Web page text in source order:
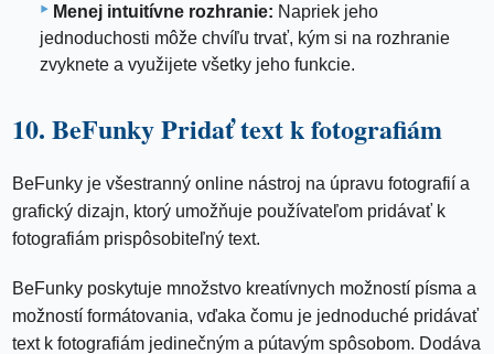
Menej intuitívne rozhranie: Napriek jeho
jednoduchosti môže chvíľu trvať, kým si na rozhranie
zvyknete a využijete všetky jeho funkcie.
10. BeFunky Pridať text k fotografiám
BeFunky je všestranný online nástroj na úpravu fotografií a
grafický dizajn, ktorý umožňuje používateľom pridávať k
fotografiám prispôsobiteľný text.
BeFunky poskytuje množstvo kreatívnych možností písma a
možností formátovania, vďaka čomu je jednoduché pridávať
text k fotografiám jedinečným a pútavým spôsobom. Dodáva